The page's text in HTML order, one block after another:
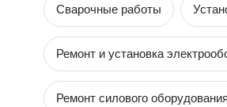
Сварочные работы
Ремонт и установка
Ремонт силового